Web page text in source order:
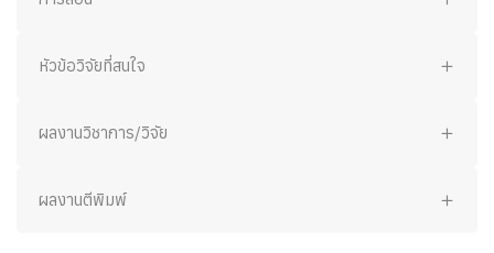
หัวข้อวิจัยที่สนใจ
ผลงานวิชาการ/วิจัย
ผลงานตีพิมพ์